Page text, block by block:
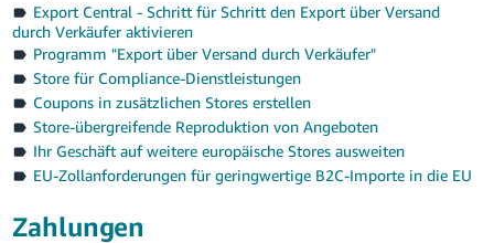
Export Central - Schritt für Schritt den Export über Versand
durch Verkäufer aktivieren
Programm "Export über Versand durch Verkäufer"
Store für Compliance-Dienstleistungen
Coupons in zusätzlichen Stores erstellen
Store-übergreifende Reproduktion von Angeboten
Ihr Geschäft auf weitere europäische Stores ausweiten
EU-Zollanforderungen für geringwertige B2C-Importe in die EU
Zahlungen